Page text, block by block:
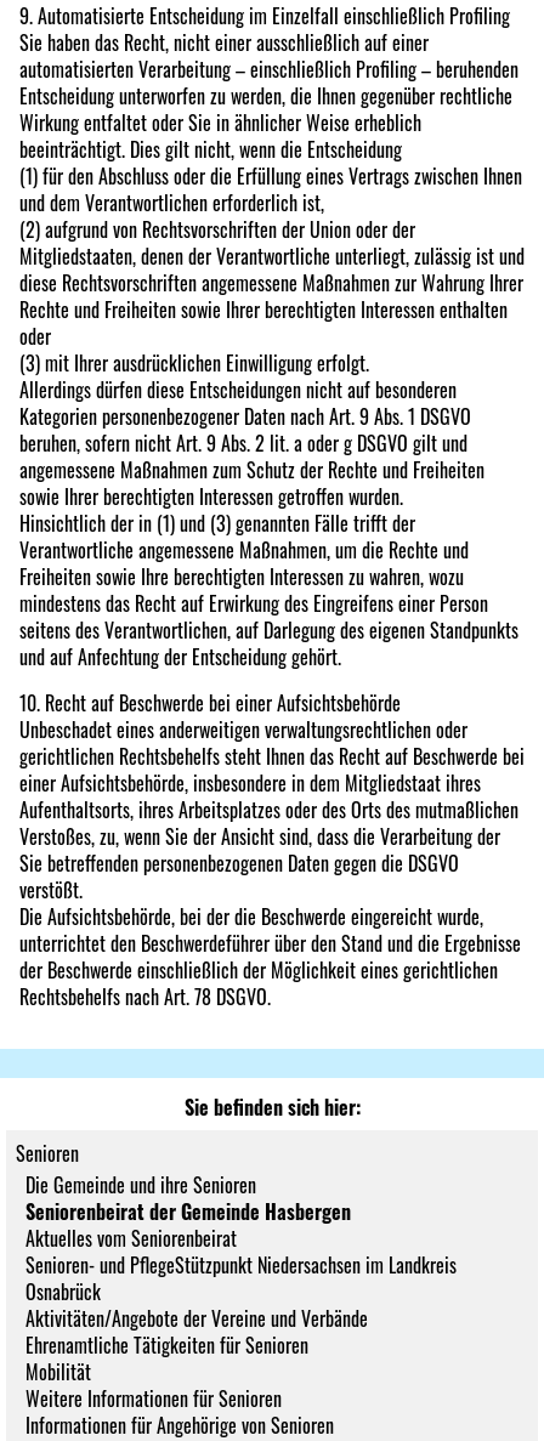
9. Automatisierte Entscheidung im Einzelfall einschließlich Profiling
Sie haben das Recht, nicht einer ausschließlich auf einer
automatisierten Verarbeitung – einschließlich Profiling – beruhenden
Entscheidung unterworfen zu werden, die Ihnen gegenüber rechtliche
Wirkung entfaltet oder Sie in ähnlicher Weise erheblich
beeinträchtigt. Dies gilt nicht, wenn die Entscheidung
(1) für den Abschluss oder die Erfüllung eines Vertrags zwischen Ihnen
und dem Verantwortlichen erforderlich ist,
(2) aufgrund von Rechtsvorschriften der Union oder der
Mitgliedstaaten, denen der Verantwortliche unterliegt, zulässig ist und
diese Rechtsvorschriften angemessene Maßnahmen zur Wahrung Ihrer
Rechte und Freiheiten sowie Ihrer berechtigten Interessen enthalten
oder
(3) mit Ihrer ausdrücklichen Einwilligung erfolgt.
Allerdings dürfen diese Entscheidungen nicht auf besonderen
Kategorien personenbezogener Daten nach Art. 9 Abs. 1 DSGVO
beruhen, sofern nicht Art. 9 Abs. 2 lit. a oder g DSGVO gilt und
angemessene Maßnahmen zum Schutz der Rechte und Freiheiten
sowie Ihrer berechtigten Interessen getroffen wurden.
Hinsichtlich der in (1) und (3) genannten Fälle trifft der
Verantwortliche angemessene Maßnahmen, um die Rechte und
Freiheiten sowie Ihre berechtigten Interessen zu wahren, wozu
mindestens das Recht auf Erwirkung des Eingreifens einer Person
seitens des Verantwortlichen, auf Darlegung des eigenen Standpunkts
und auf Anfechtung der Entscheidung gehört.
10. Recht auf Beschwerde bei einer Aufsichtsbehörde
Unbeschadet eines anderweitigen verwaltungsrechtlichen oder
gerichtlichen Rechtsbehelfs steht Ihnen das Recht auf Beschwerde bei
einer Aufsichtsbehörde, insbesondere in dem Mitgliedstaat ihres
Aufenthaltsorts, ihres Arbeitsplatzes oder des Orts des mutmaßlichen
Verstoßes, zu, wenn Sie der Ansicht sind, dass die Verarbeitung der
Sie betreffenden personenbezogenen Daten gegen die DSGVO
verstößt.
Die Aufsichtsbehörde, bei der die Beschwerde eingereicht wurde,
unterrichtet den Beschwerdeführer über den Stand und die Ergebnisse
der Beschwerde einschließlich der Möglichkeit eines gerichtlichen
Rechtsbehelfs nach Art. 78 DSGVO.
Sie befinden sich hier:
Senioren
Die Gemeinde und ihre Senioren
Seniorenbeirat der Gemeinde Hasbergen
Aktuelles vom Seniorenbeirat
Senioren- und PflegeStützpunkt Niedersachsen im Landkreis
Osnabrück
Aktivitäten/Angebote der Vereine und Verbände
Ehrenamtliche Tätigkeiten für Senioren
Mobilität
Weitere Informationen für Senioren
Informationen für Angehörige von Senioren